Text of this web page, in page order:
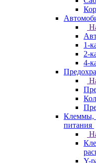
1-
2-
4-
Клеммы,
питания
Y-